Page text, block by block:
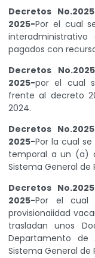
Decretos
2025-Por el cual
pagados con
Decretos
2025-por el cual
frente al decreto
2024.
Decretos
2025-Por la cual
temporal a un (a)
Sistema General de
Decretos
2025-Por el cual
provisionaiidad
trasladan unos
Departamento de
Sistema General de